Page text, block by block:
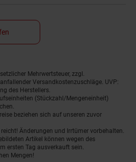
Mehrwertsteuer, zzgl.
Versandkostenzuschläge. UVP:
des Herstellers.
(Stückzahl/Mengeneinheit)
beziehen sich auf unseren zuvor
Änderungen und Irrtümer vorbehalten.
Artikel können wegen des
ersten Tag ausverkauft sein.
Mengen!